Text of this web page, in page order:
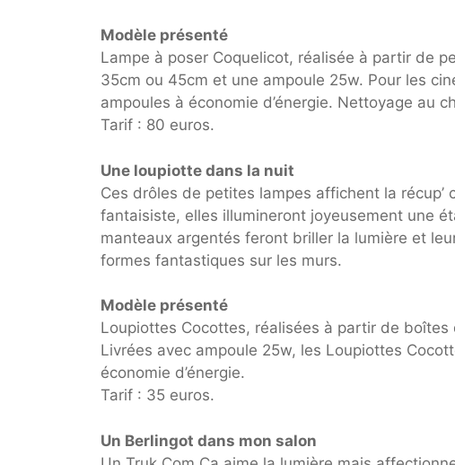
Modèle présenté
Lampe à poser Coquelicot, réalisée à partir de
35cm ou 45cm et une ampoule 25w. Pour les
ampoules à économie d’énergie. Nettoyage au
Tarif : 80 euros.
Une loupiotte dans la nuit
Ces drôles de petites lampes affichent la récup’
fantaisiste, elles illumineront joyeusement une
manteaux argentés feront briller la lumière et
formes fantastiques sur les murs.
Modèle présenté
Loupiottes Cocottes, réalisées à partir de boîtes
Livrées avec ampoule 25w, les Loupiottes
économie d’énergie.
Tarif : 35 euros.
Un Berlingot dans mon salon